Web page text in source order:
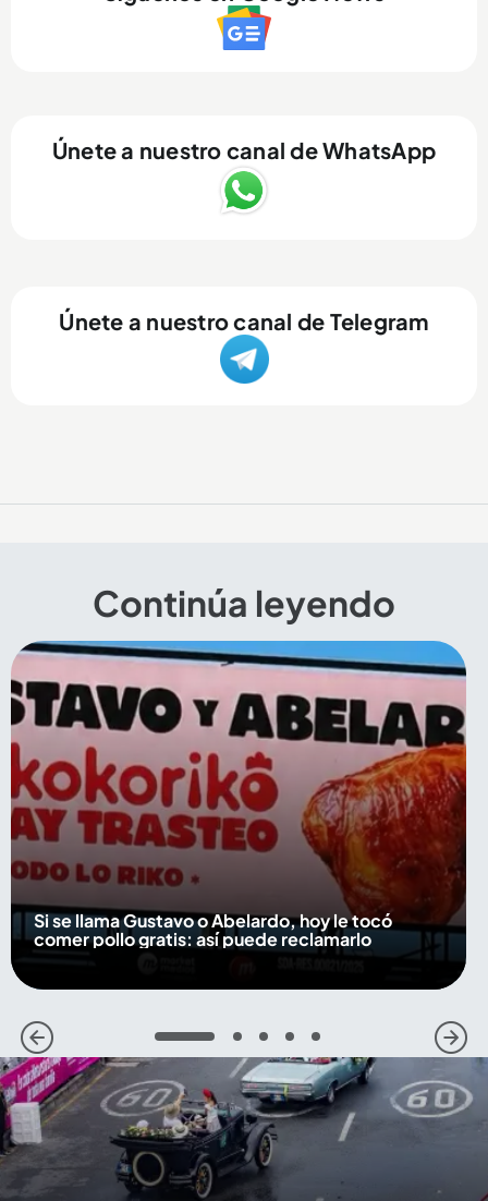
Únete a nuestro canal de WhatsApp
Únete a nuestro canal de Telegram
Continúa leyendo
Si se llama Gustavo o Abelardo, hoy le tocó
comer pollo gratis: así puede reclamarlo
1 2 3 4 5